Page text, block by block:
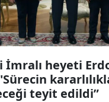
İmralı heyeti
teyit edildi”